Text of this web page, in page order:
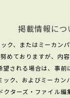
掲載情報につ
ク、またはミーカン
めておりますが、内
される場合は、事前
ク、およびミーカ
ターズ・ファイル編